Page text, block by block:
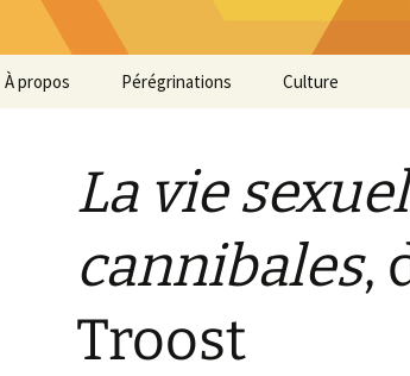
À propos Pérégrinations Culture
La vie
cannibales,
Troost